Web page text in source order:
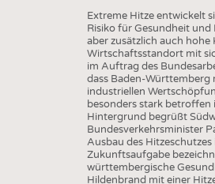
Extreme Hitze entwickelt
Risiko für Gesundheit
aber zusätzlich auch hohe
Wirtschaftsstandort mit
im Auftrag des
dass Baden-Württemberg
industriellen
besonders stark betroffen
Hintergrund begrüßt
Bundesverkehrsminister
Ausbau des
Zukunftsaufgabe
württembergische
Hildenbrand mit einer